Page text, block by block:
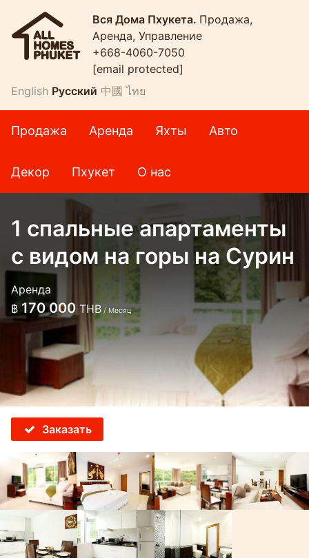
Вся Дома Пхукета. Продажа,
Аренда, Управление
+668-4060-7050
[email protected]
English Русский 中國 ไทย
Продажа Аренда Яхты Авто
Декор Пхукет О нас
1 спальные апартаменты
с видом на горы на Сурин
Аренда
฿ 170 000 THB / Месяц
Заказать